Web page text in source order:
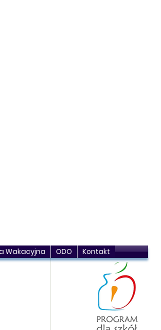
Wakacyjna ODO Kontakt